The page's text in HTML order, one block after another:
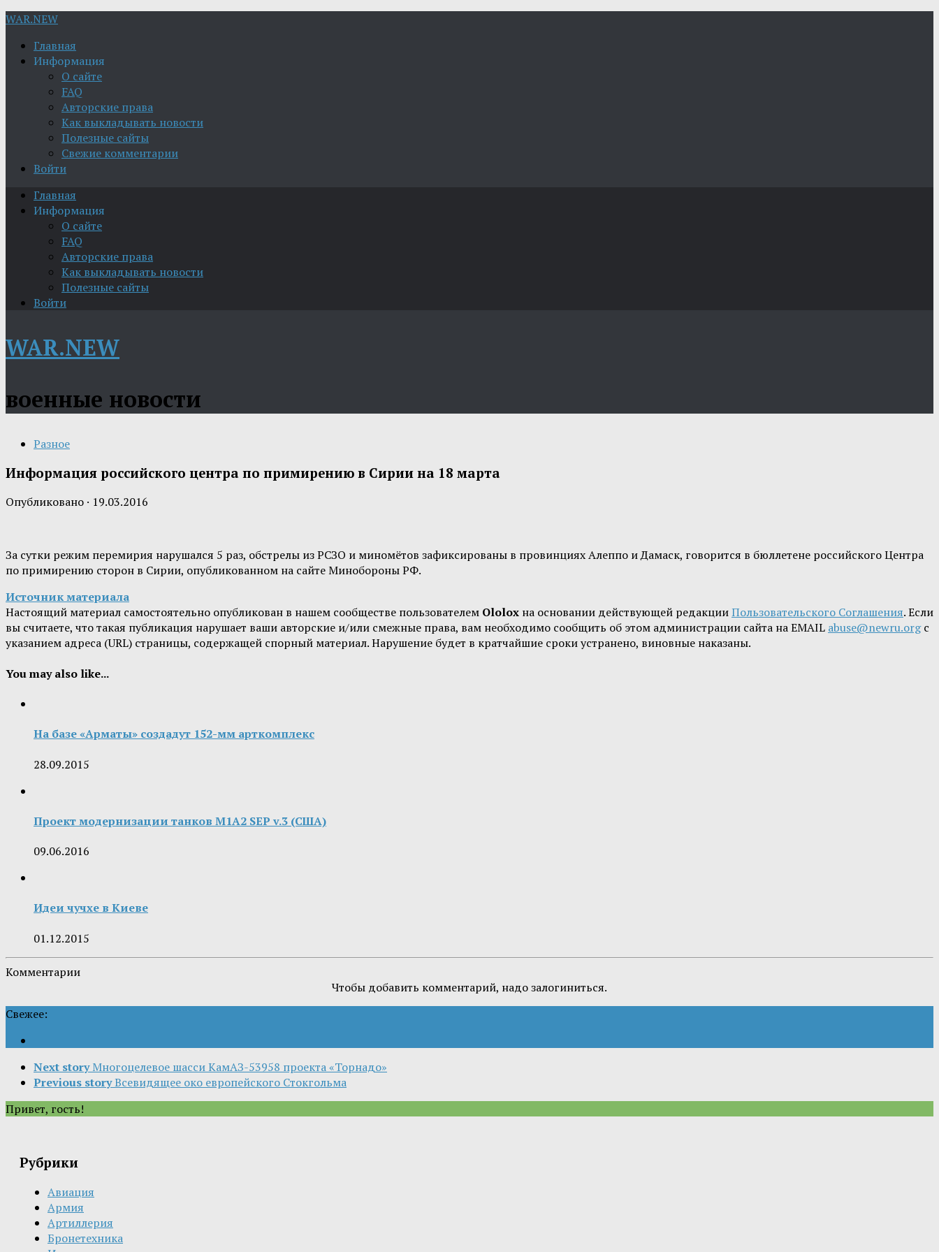
WAR.NEW
Главная
Информация
О сайте
FAQ
Авторские права
Как выкладывать новости
Полезные сайты
Свежие комментарии
Войти
Главная
Информация
О сайте
FAQ
Авторские права
Как выкладывать новости
Полезные сайты
Войти
WAR.NEW
военные новости
Разное
Информация российского центра по примирению в Сирии на 18 марта
Опубликовано · 19.03.2016
За сутки режим перемирия нарушался 5 раз, обстрелы из РСЗО и миномётов зафиксированы в провинциях Алеппо и Дамаск, говорится в бюллетене российского Центра
по примирению сторон в Сирии, опубликованном на сайте Минобороны РФ.
Источник материала
Настоящий материал самостоятельно опубликован в нашем сообществе пользователем Ololox на основании действующей редакцииПользовательского Соглашения. Если
вы считаете, что такая публикация нарушает ваши авторские и/или смежные права, вам необходимо сообщить об этом администрации сайта на EMAIL abuse@newru.orgс
указанием адреса (URL) страницы, содержащей спорный материал. Нарушение будет в кратчайшие сроки устранено, виновные наказаны.
You may also like...
На базе «Арматы» создадут 152-мм арткомплекс
28.09.2015
Проект модернизации танков M1A2 SEP v.3 (США)
09.06.2016
Идеи чучхе в Киеве
01.12.2015
Комментарии
Чтобы добавить комментарий, надо залогиниться.
Свежее:
Next story Многоцелевое шасси КамАЗ-53958 проекта «Торнадо»
Previous storyВсевидящее око европейского Стокгольма
Привет, гость!
Рубрики
Авиация
Армия
Артиллерия
Бронетехника